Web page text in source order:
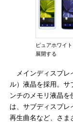
ピュアホワイ
展開する
メインディスプレ
ル）液晶を採用。サ
ンチのメモリ液晶
は、サブディスプレ
再生曲名など、さま